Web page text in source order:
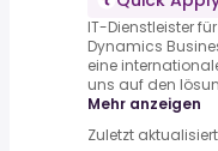
IT-Dienstleister
Dynamics
eine
uns auf den
Mehr anzeigen
Zuletzt